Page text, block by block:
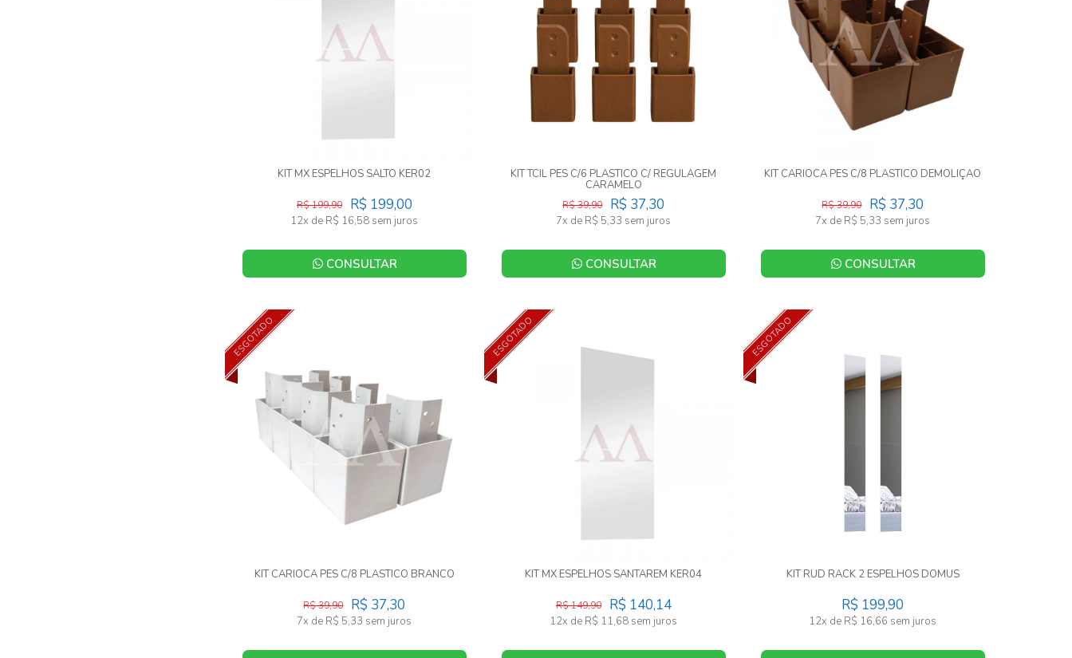
KIT MX ESPELHOS SALTO KER02
R$ 199,00
R$ 199,90
12x de R$ 16,58 sem juros
CONSULTAR
KIT TCIL PES C/6 PLASTICO C/ REGULAGEM
CARAMELO
R$ 37,30
R$ 39,90
7x de R$ 5,33 sem juros
CONSULTAR
KIT CARIOCA PES C/8 PLASTICO DEMOLIÇÃO
R$ 37,30
R$ 39,90
7x de R$ 5,33 sem juros
CONSULTAR
ESGOTADO
KIT CARIOCA PES C/8 PLASTICO BRANCO
R$ 37,30
R$ 39,90
7x de R$ 5,33 sem juros
ESGOTADO
KIT MX ESPELHOS SANTAREM KER04
R$ 140,14
R$ 149,90
12x de R$ 11,68 sem juros
ESGOTADO
KIT RUD RACK 2 ESPELHOS DOMUS
R$ 199,90
12x de R$ 16,66 sem juros